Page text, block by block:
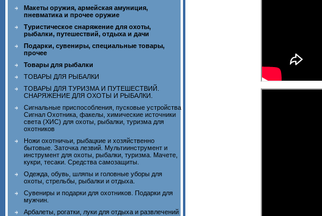
Макеты оружия, армейская амуниция,
пневматика и прочее оружие
Туристическое снаряжение для охоты,
рыбалки, путешествий, отдыха и дачи
Подарки, сувениры, специальные товары,
прочее
Товары для рыбалки
ТОВАРЫ ДЛЯ РЫБАЛКИ
ТОВАРЫ ДЛЯ ТУРИЗМА И ПУТЕШЕСТВИЙ.
СНАРЯЖЕНИЕ ДЛЯ ОХОТЫ И РЫБАЛКИ.
Сигнальные приспособления, пусковые устройства
Сигнал Охотника, факелы, химические источники
света (ХИС) для охоты, рыбалки, туризма для
охотников
Ножи охотничьи, рыбацкие и хозяйственно
бытовые. Заточка лезвий. Мультиинструмент и
инструмент для охоты, рыбалки, туризма. Мачете,
кукри, тесаки. Средства самозащиты.
Одежда, обувь, шляпы и головные уборы для
охоты, стрельбы, рыбалки и отдыха.
Сувениры и подарки для охотников. Подарки для
мужчин.
Арбалеты, рогатки, луки для отдыха и развлечений